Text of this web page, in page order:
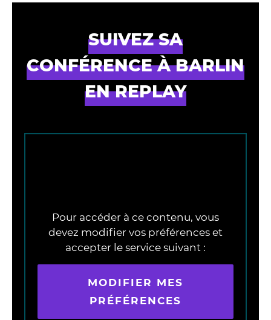
SUIVEZ SA
CONFÉRENCE À BARLIN
EN REPLAY
Pour accéder à ce contenu, vous
devez modifier vos préférences et
accepter le service suivant :
MODIFIER MES
PRÉFÉRENCES